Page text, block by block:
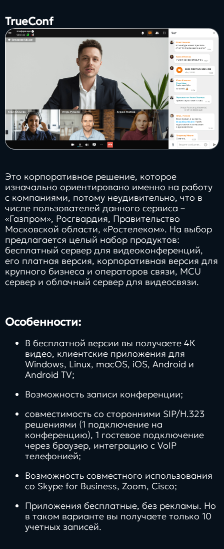
TrueConf
Это корпоративное решение, которое
изначально ориентировано именно на работу
с компаниями, потому неудивительно, что в
числе пользователей данного сервиса –
«Газпром», Росгвардия, Правительство
Московской области, «Ростелеком». На выбор
предлагается целый набор продуктов:
бесплатный сервер для видеоконференций,
его платная версия, корпоративная версия для
крупного бизнеса и операторов связи, MCU
сервер и облачный сервер для видеосвязи.
Особенности:
В бесплатной версии вы получаете 4К
видео, клиентские приложения для
Windows, Linux, macOS, iOS, Android и
Android TV;
Возможность записи конференции;
совместимость со сторонними SIP/H.323
решениями (1 подключение на
конференцию), 1 гостевое подключение
через браузер, интеграцию с VoIP
телефонией;
Возможность совместного использования
со Skype for Business, Zoom, Cisco;
Приложения бесплатные, без рекламы. Но
в таком варианте вы получаете только 10
учетных записей.